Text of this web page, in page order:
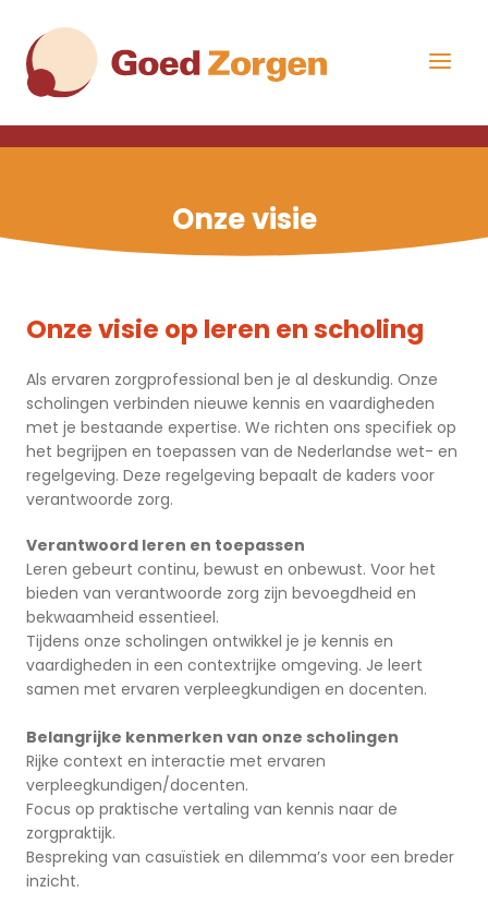
naar
gaan
hoofdnavigatie
Menu
Onze visie
Onze visie op leren en scholing
Als ervaren zorgprofessional ben je al deskundig. Onze
scholingen verbinden nieuwe kennis en vaardigheden
met je bestaande expertise. We richten ons specifiek op
het begrijpen en toepassen van de Nederlandse wet- en
regelgeving. Deze regelgeving bepaalt de kaders voor
verantwoorde zorg.
Verantwoord leren en toepassen
Leren gebeurt continu, bewust en onbewust. Voor het
bieden van verantwoorde zorg zijn bevoegdheid en
bekwaamheid essentieel.
Tijdens onze scholingen ontwikkel je je kennis en
vaardigheden in een contextrijke omgeving. Je leert
samen met ervaren verpleegkundigen en docenten.
Belangrijke kenmerken van onze scholingen
Rijke context en interactie met ervaren
verpleegkundigen/docenten.
Focus op praktische vertaling van kennis naar de
zorgpraktijk.
Bespreking van casuïstiek en dilemma’s voor een breder
inzicht.